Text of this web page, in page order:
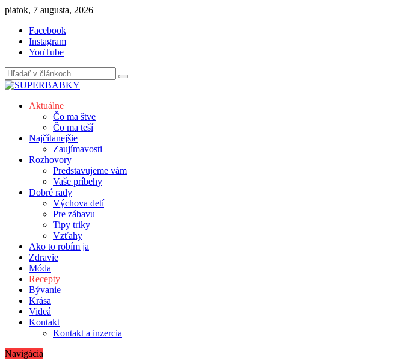
Skip
content
piatok, 7 augusta, 2026
Facebook
Instagram
YouTube
Aktuálne
Čo ma štve
Čo ma teší
Najčítanejšie
Zaujímavosti
Rozhovory
Predstavujeme vám
Vaše príbehy
Dobré rady
Výchova detí
Pre zábavu
Tipy triky
Vzťahy
Ako to robím ja
Zdravie
Móda
Recepty
Bývanie
Krása
Videá
Kontakt
Kontakt a inzercia
Navigácia